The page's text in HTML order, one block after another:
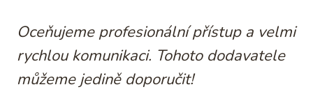
Oceňujeme profesionální přístup a velmi
rychlou komunikaci. Tohoto dodavatele
můžeme jedině doporučit!